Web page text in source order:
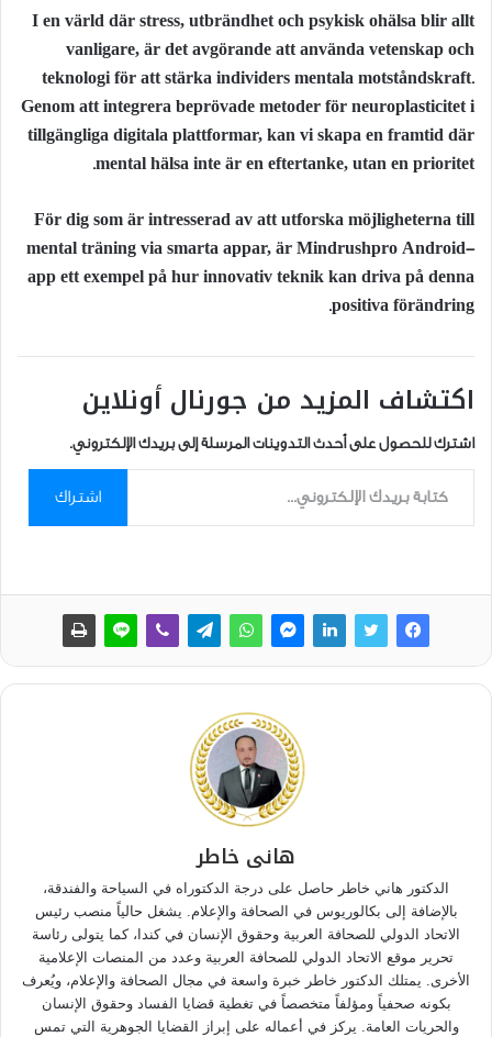
I en värld där stress, utbrändhet och psykisk ohälsa blir allt
vanligare, är det avgörande att använda vetenskap och
teknologi för att stärka individers mentala motståndskraft.
Genom att integrera beprövade metoder för neuroplasticitet i
tillgängliga digitala plattformar, kan vi skapa en framtid där
mental hälsa inte är en eftertanke, utan en prioritet.
För dig som är intresserad av att utforska möjligheterna till
mental träning via smarta appar, är Mindrushpro Android-
app ett exempel på hur innovativ teknik kan driva på denna
positiva förändring.
اكتشاف المزيد من جورنال أونلاين
اشترك للحصول على أحدث التدوينات المرسلة إلى بريدك الإلكتروني.
كتابة بريدك الإلكتروني...
اشتراك
هانى خاطر
الدكتور هاني خاطر حاصل على درجة الدكتوراه في السياحة والفندقة،
بالإضافة إلى بكالوريوس في الصحافة والإعلام. يشغل حالياً منصب رئيس
الاتحاد الدولي للصحافة العربية وحقوق الإنسان في كندا، كما يتولى رئاسة
تحرير موقع الاتحاد الدولي للصحافة العربية وعدد من المنصات الإعلامية
الأخرى. يمتلك الدكتور خاطر خبرة واسعة في مجال الصحافة والإعلام، ويُعرف
بكونه صحفياً ومؤلفاً متخصصاً في تغطية قضايا الفساد وحقوق الإنسان
والحريات العامة. يركز في أعماله على إبراز القضايا الجوهرية التي تمس